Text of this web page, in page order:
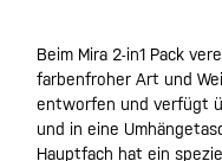
Beim Mira 2-in1 Pack
farbenfroher Art und
entworfen und verfügt
und in eine
Hauptfach hat ein